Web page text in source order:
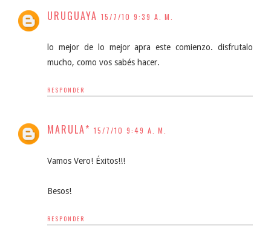
URUGUAYA 15/7/10 9:39 A. M.
lo mejor de lo mejor apra este comienzo. disfrutalo
mucho, como vos sabés hacer.
RESPONDER
MARULA* 15/7/10 9:49 A. M.
Vamos Vero! Éxitos!!!
Besos!
RESPONDER